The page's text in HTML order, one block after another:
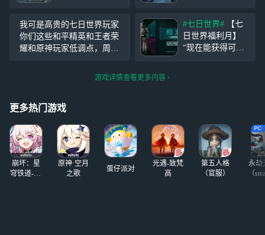
大家对《七日世
界》开发进展的关
注与支持，我们正
紧锣密鼓地投入更
设计中。本期将为
即将在11月新版本
中与
超自然求生，随时
开启！由独立工作
室Starry Studio开
发的超自然开放世
我可是高贵的七日世界玩家
你们这些和平精英和王者荣
耀和原神玩家低调点，周处
#七日世界# 【七
日世界福利月】
“现在能获得可以
【红龙时装】了~
游戏详情查看更多内容
更多热门游戏
崩坏：星
穹铁道-4.4
原神·空月
之歌
蛋仔派对
光遇-致梵
高
第五人格
（官服）
永劫
（